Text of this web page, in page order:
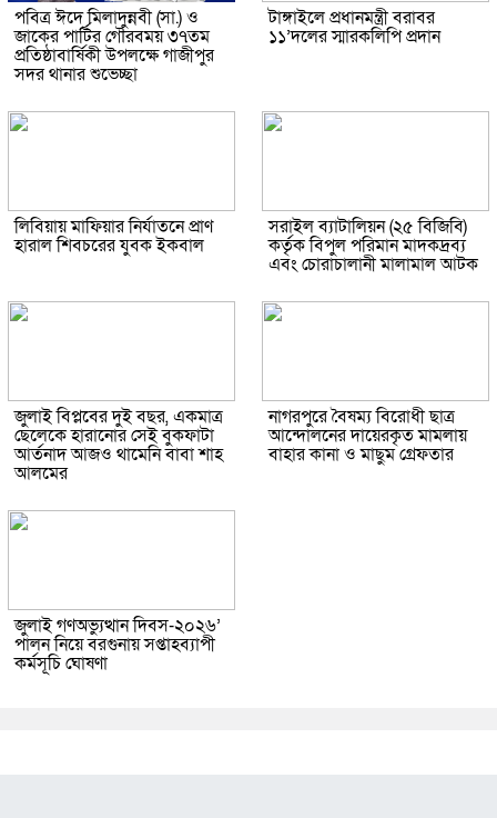
পবিত্র ঈদে মিলাদুন্নবী (সা.) ও
জাকের পার্টির গৌরবময় ৩৭তম
প্রতিষ্ঠাবার্ষিকী উপলক্ষে গাজীপুর
সদর থানার শুভেচ্ছা
টাঙ্গাইলে প্রধানমন্ত্রী বরাবর
১১’দলের স্মারকলিপি প্রদান
লিবিয়ায় মাফিয়ার নির্যাতনে প্রাণ
হারাল শিবচরের যুবক ইকবাল
সরাইল ব্যাটালিয়ন (২৫ বিজিবি)
কর্তৃক বিপুল পরিমান মাদকদ্রব্য
এবং চোরাচালানী মালামাল আটক
জুলাই বিপ্লবের দুই বছর, একমাত্র
ছেলেকে হারানোর সেই বুকফাটা
আর্তনাদ আজও থামেনি বাবা শাহ
আলমের
নাগরপুরে বৈষম্য বিরোধী ছাত্র
আন্দোলনের দায়েরকৃত মামলায়
বাহার কানা ও মাছুম গ্রেফতার
জুলাই গণঅভ্যুত্থান দিবস-২০২৬’
পালন নিয়ে বরগুনায় সপ্তাহব্যাপী
কর্মসূচি ঘোষণা